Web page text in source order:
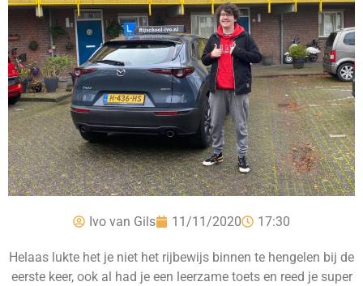
Ivo van Gils 11/11/2020 17:30
Helaas lukte het je niet het rijbewijs binnen te hengelen bij de
eerste keer, ook al had je een leerzame toets en reed je super